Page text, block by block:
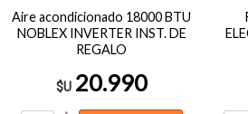
Aire acondicionado 18000 BTU
NOBLEX INVERTER INST. DE
REGALO
$U 20.990